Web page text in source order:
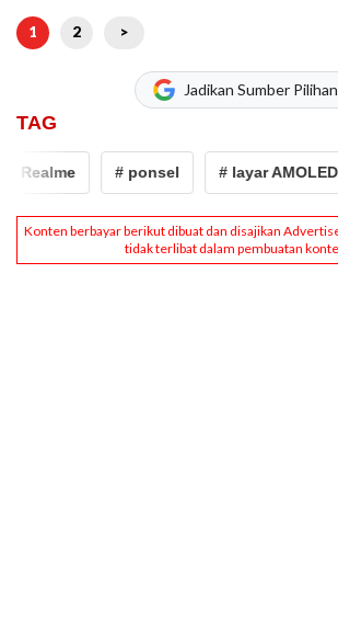
1 2 >
Jadikan Sumber Pilihan
TAG
Realme # ponsel # layar AMOLED